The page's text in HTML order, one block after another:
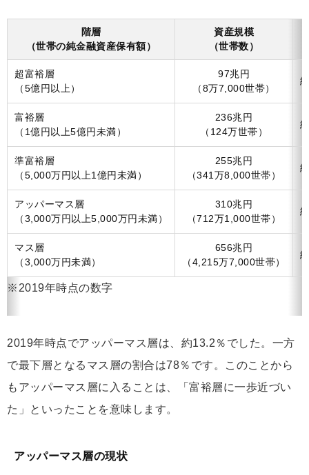
階層
（世帯の純金融資産保有額）
資産規模
（世帯数）
超富裕層
（5億円以上）
97兆円
（8万7,000世帯）
富裕層
（1億円以上5億円未満）
236兆円
（124万世帯）
準富裕層
（5,000万円以上1億円未満）
255兆円
（341万8,000世帯）
アッパーマス層
（3,000万円以上5,000万円未満）
310兆円
（712万1,000世帯）
マス層
（3,000万円未満）
656兆円
（4,215万7,000世帯）
※2019年時点の数字
2019年時点でアッパーマス層は、約13.2％でした。一方
で最下層となるマス層の割合は78％です。このことから
もアッパーマス層に入ることは、「富裕層に一歩近づい
た」といったことを意味します。
アッパーマス層の現状